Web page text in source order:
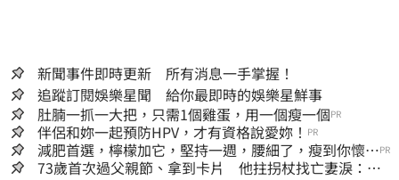
新聞事件即時更新 所有消息一手掌握！
追蹤訂閱娛樂星聞 給你最即時的娛樂星鮮事
肚腩一抓一大把，只需1個雞蛋，用一個瘦一個PR
伴侶和妳一起預防HPV，才有資格說愛妳！ PR
減肥首選，檸檬加它，堅持一週，腰細了，瘦到你懷疑
人生
PR
73歲首次過父親節、拿到卡片 他拄拐杖找亡妻淚：今